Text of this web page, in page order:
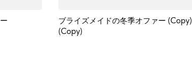
ブライズメイドの冬季オファー (Copy)
(Copy)